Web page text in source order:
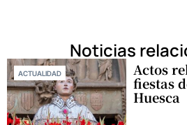
Noticias
ACTUALIDAD Actos
fiestas
Huesca